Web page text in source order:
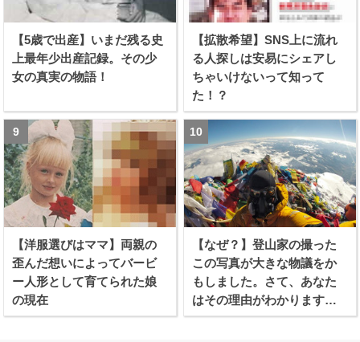
【5歳で出産】いまだ残る史
上最年少出産記録。その少
女の真実の物語！
【拡散希望】SNS上に流れ
る人探しは安易にシェアし
ちゃいけないって知って
た！？
【洋服選びはママ】両親の
歪んだ想いによってバービ
ー人形として育てられた娘
の現在
【なぜ？】登山家の撮った
この写真が大きな物議をか
もしました。さて、あなた
はその理由がわかります
か？